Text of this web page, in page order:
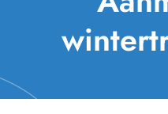
Over NTC ’72